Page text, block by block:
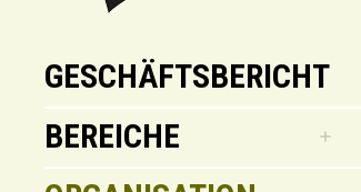
GESCHÄFTSBERICHT
BEREICHE